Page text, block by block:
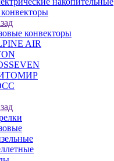
конвекторы
AIR